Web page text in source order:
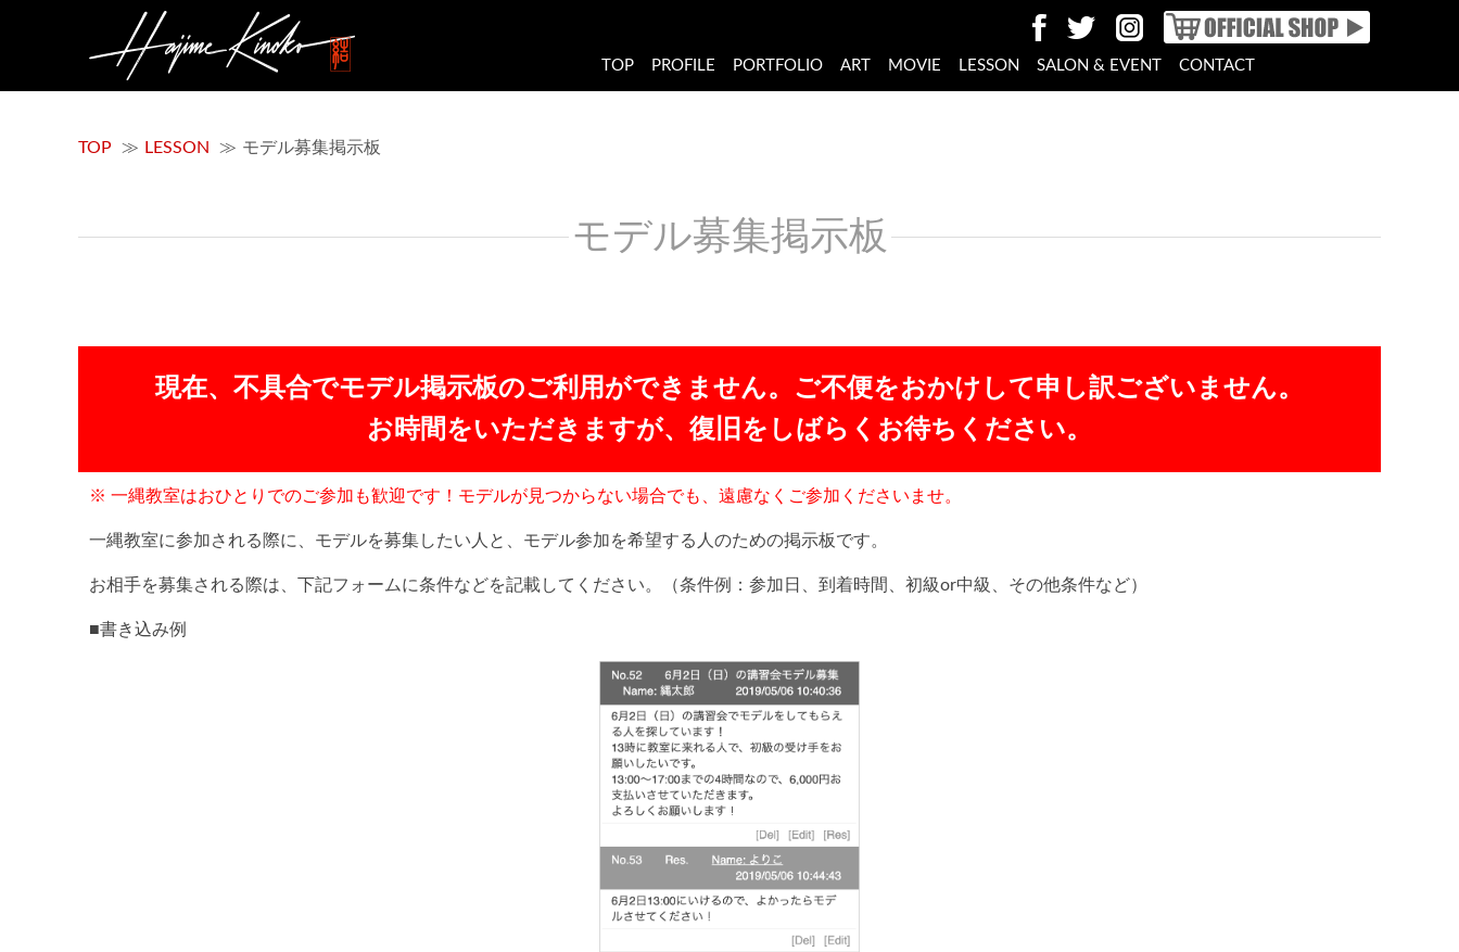
TOP PROFILE PORTFOLIO ART MOVIE LESSON SALON & EVENT CONTACT
TOP LESSON モデル募集掲示板
モデル募集掲示板
現在、不具合でモデル掲示板のご利用ができません。ご不便をおかけして申し訳ございません。
お時間をいただきますが、復旧をしばらくお待ちください。
※ 一縄教室はおひとりでのご参加も歓迎です！モデルが見つからない場合でも、遠慮なくご参加くださいませ。
一縄教室に参加される際に、モデルを募集したい人と、モデル参加を希望する人のための掲示板です。
お相手を募集される際は、下記フォームに条件などを記載してください。（条件例：参加日、到着時間、初級or中級、その他条件など）
■書き込み例